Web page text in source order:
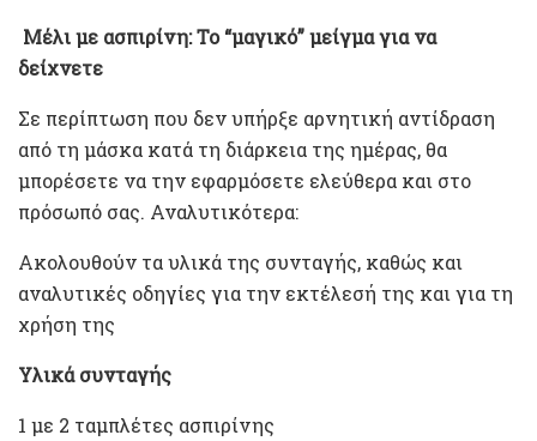
Μέλι με ασπιρίνη: Το “μαγικό” μείγμα για να
δείχνετε
Σε περίπτωση που δεν υπήρξε αρνητική αντίδραση
από τη μάσκα κατά τη διάρκεια της ημέρας, θα
μπορέσετε να την εφαρμόσετε ελεύθερα και στο
πρόσωπό σας. Αναλυτικότερα:
Ακολουθούν τα υλικά της συνταγής, καθώς και
αναλυτικές οδηγίες για την εκτέλεσή της και για τη
χρήση της
Υλικά συνταγής
1 με 2 ταμπλέτες ασπιρίνης